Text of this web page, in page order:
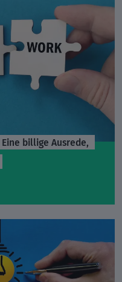
billige Ausrede,